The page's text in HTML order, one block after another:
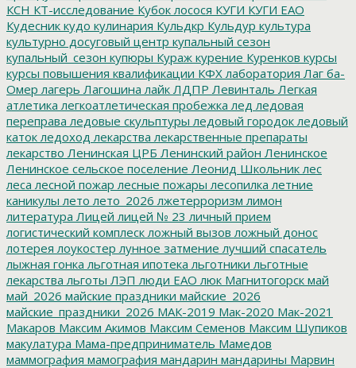
КСН КТ-исследование Кубок лосося КУГИ КУГИ ЕАО
Кудесник кудо кулинария Кульдкр Кульдур культура
культурно досуговый центр купальный сезон
купальный_сезон купюры Кураж курение Куренков курсы
курсы повышения квалификации КФХ лаборатория Лаг ба-
Омер лагерь Лагошина лайк ЛДПР Левинталь Легкая
атлетика легкоатлетическая пробежка лед ледовая
переправа ледовые скульптуры ледовый городок ледовый
каток ледоход лекарства лекарственные препараты
лекарство Ленинская ЦРБ Ленинский район Ленинское
Ленинское сельское поселение Леонид Школьник лес
леса лесной пожар лесные пожары лесопилка летние
каникулы лето лето_2026 лжетерроризм лимон
литература Лицей лицей № 23 личный прием
логистический комплеск ложный вызов ложный донос
лотерея лоукостер лунное затмение лучший спасатель
лыжная гонка льготная ипотека льготники льготные
лекарства льготы ЛЭП люди ЕАО люк Магнитогорск май
май_2026 майские праздники майские_2026
майские_праздники_2026 МАК-2019 Мак-2020 Мак-2021
Макаров Максим Акимов Максим Семенов Максим Шупиков
макулатура Мама-предприниматель Мамедов
маммография мамография мандарин мандарины Марвин